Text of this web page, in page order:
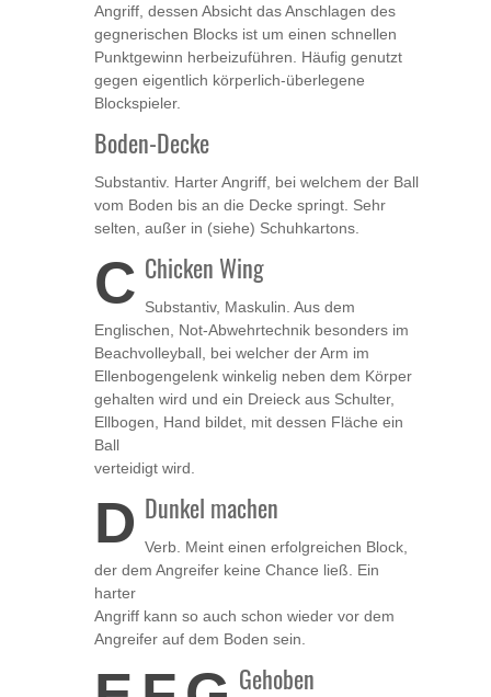
Angriff, dessen Absicht das Anschlagen des
gegnerischen Blocks ist um einen schnellen
Punktgewinn herbeizuführen. Häufig genutzt
gegen eigentlich körperlich-überlegene
Blockspieler.
Boden-Decke
Substantiv. Harter Angriff, bei welchem der Ball
vom Boden bis an die Decke springt. Sehr
selten, außer in (siehe) Schuhkartons.
C Chicken Wing
Substantiv, Maskulin. Aus dem
Englischen, Not-Abwehrtechnik besonders im
Beachvolleyball, bei welcher der Arm im
Ellenbogengelenk winkelig neben dem Körper
gehalten wird und ein Dreieck aus Schulter,
Ellbogen, Hand bildet, mit dessen Fläche ein
Ball
verteidigt wird.
D Dunkel machen
Verb. Meint einen erfolgreichen Block,
der dem Angreifer keine Chance ließ. Ein
harter
Angriff kann so auch schon wieder vor dem
Angreifer auf dem Boden sein.
Gehoben